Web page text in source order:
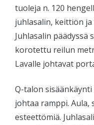
tuoleja n. 120
juhlasalin, keittiön
Juhlasalin päädyssä
korotettu reilun
Lavalle johtavat
Q-talon
johtaa ramppi. Aula,
esteettömiä.